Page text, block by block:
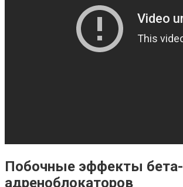
Побочные эффекты бета-
адреноблокаторов